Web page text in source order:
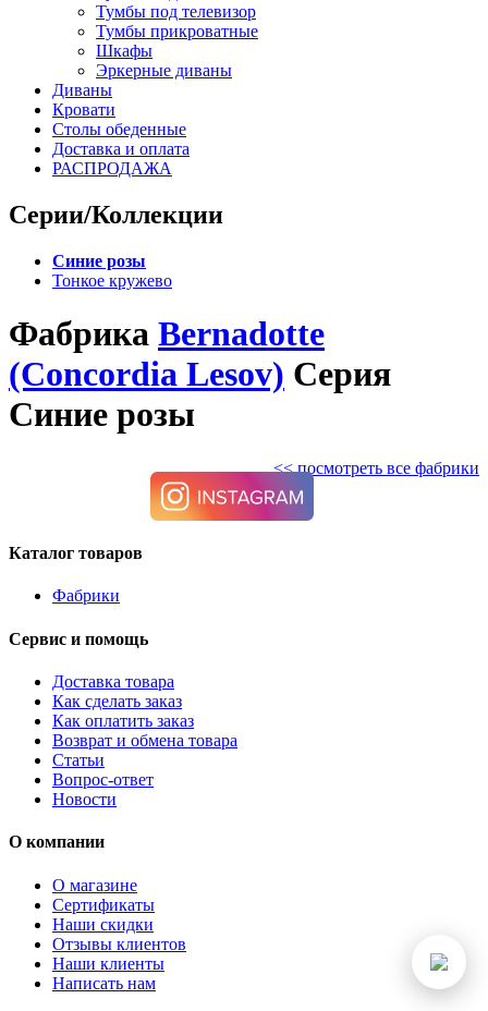
Тумбы под телевизор
Тумбы прикроватные
Шкафы
Эркерные диваны
Диваны
Кровати
Столы обеденные
Доставка и оплата
РАСПРОДАЖА
Серии/Коллекции
Синие розы
Тонкое кружево
Фабрика Bernadotte
(Concordia Lesov) Серия
Синие розы
<< посмотреть все фабрики
Каталог товаров
Фабрики
Сервис и помощь
Доставка товара
Как сделать заказ
Как оплатить заказ
Возврат и обмена товара
Статьи
Вопрос-ответ
Новости
О компании
О магазине
Сертификаты
Наши скидки
Отзывы клиентов
Наши клиенты
Написать нам